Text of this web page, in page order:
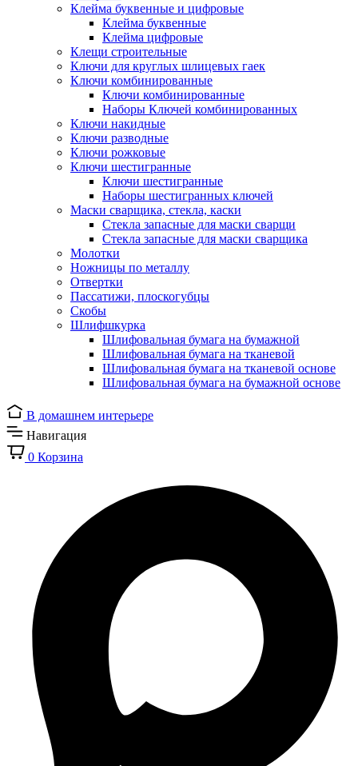
Клейма буквенные и цифровые
Клейма буквенные
Клейма цифровые
Клещи строительные
Ключи для круглых шлицевых гаек
Ключи комбинированные
Ключи комбинированные
Наборы Ключей комбинированных
Ключи накидные
Ключи разводные
Ключи рожковые
Ключи шестигранные
Ключи шестигранные
Наборы шестигранных ключей
Маски сварщика, стекла, каски
Стекла запасные для маски сварщи
Стекла запасные для маски сварщика
Молотки
Ножницы по металлу
Отвертки
Пассатижи, плоскогубцы
Скобы
Шлифшкурка
Шлифовальная бумага на бумажной
Шлифовальная бумага на тканевой
Шлифовальная бумага на тканевой основе
Шлифовальная бумага на бумажной основе
В домашнем интерьере
Навигация
0 Корзина